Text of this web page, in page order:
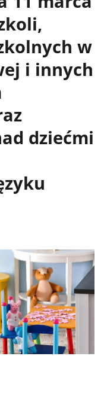
w
i innych
dziećmi